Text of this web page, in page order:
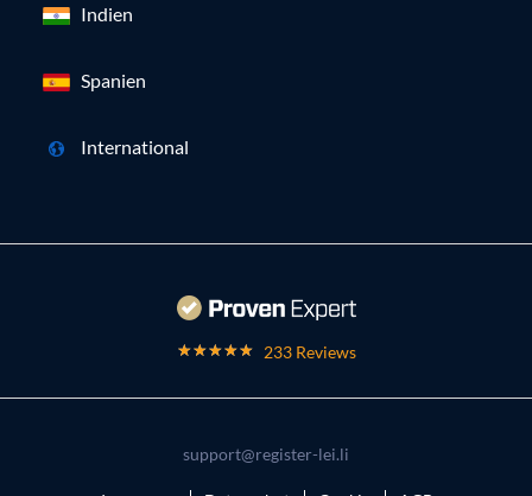
Indien
Spanien
International
233 Reviews
support@register-lei.li